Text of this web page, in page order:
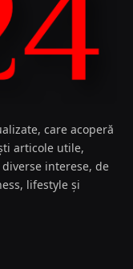
care acoperă
articole utile,
interese, de
lifestyle și